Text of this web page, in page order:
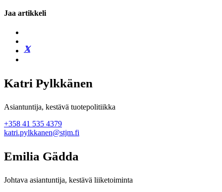
Jaa artikkeli
Katri Pylkkänen
Asiantuntija, kestävä tuotepolitiikka
+358 41 535 4379
katri.pylkkanen@stjm.fi
Emilia Gädda
Johtava asiantuntija, kestävä liiketoiminta